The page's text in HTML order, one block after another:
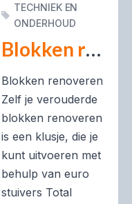
Blokken renoveren
TECHNIEK EN
ONDERHOUD
Blokken renoveren
Zelf je verouderde
blokken renoveren
is een klusje, die je
kunt uitvoeren met
behulp van euro
stuivers Total